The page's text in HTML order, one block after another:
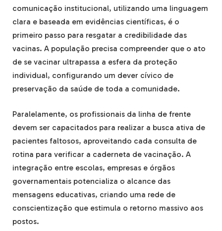
comunicação institucional, utilizando uma linguagem
clara e baseada em evidências científicas, é o
primeiro passo para resgatar a credibilidade das
vacinas. A população precisa compreender que o ato
de se vacinar ultrapassa a esfera da proteção
individual, configurando um dever cívico de
preservação da saúde de toda a comunidade.
Paralelamente, os profissionais da linha de frente
devem ser capacitados para realizar a busca ativa de
pacientes faltosos, aproveitando cada consulta de
rotina para verificar a caderneta de vacinação. A
integração entre escolas, empresas e órgãos
governamentais potencializa o alcance das
mensagens educativas, criando uma rede de
conscientização que estimula o retorno massivo aos
postos.